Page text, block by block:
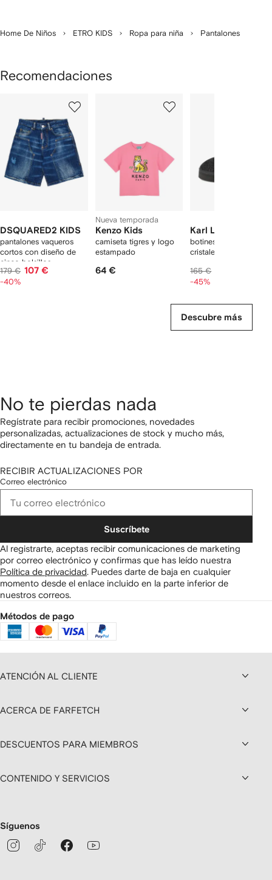
Home De Niños ETRO KIDS Ropa para niña Pantalones
Recomendaciones
DSQUARED2 KIDS
pantalones vaqueros
cortos con diseño de
cinco bolsillos
179 € 107 €
-40%
Nueva temporada
Kenzo Kids
camiseta tigres y logo
estampado
64 €
Karl Lagerfeld Kids
botines con detalle de
cristales
165 €
-45%
Descubre más
No te pierdas nada
Regístrate para recibir promociones, novedades
personalizadas, actualizaciones de stock y mucho más,
directamente en tu bandeja de entrada.
RECIBIR ACTUALIZACIONES POR
Correo electrónico
Suscríbete
Al registrarte, aceptas recibir comunicaciones de marketing
por correo electrónico y confirmas que has leído nuestra
Política de privacidad. Puedes darte de baja en cualquier
momento desde el enlace incluido en la parte inferior de
nuestros correos.
Métodos de pago
ATENCIÓN AL CLIENTE
ACERCA DE FARFETCH
DESCUENTOS PARA MIEMBROS
CONTENIDO Y SERVICIOS
Síguenos